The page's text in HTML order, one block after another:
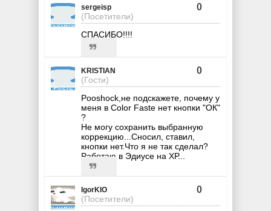
sergeisp
(Посетители)
0
СПАСИБО!!!!
KRISTIAN
(Гости)
0
Pooshock,не подскажете, почему у
меня в Color Faste нет кнопки "ОК"
?
Не могу сохранить выбранную
коррекцию...Сносил, ставил,
кнопки нет.Что я не так сделал?
Работаю в Эдиусе на ХР...
IgorKIO
(Посетители)
0